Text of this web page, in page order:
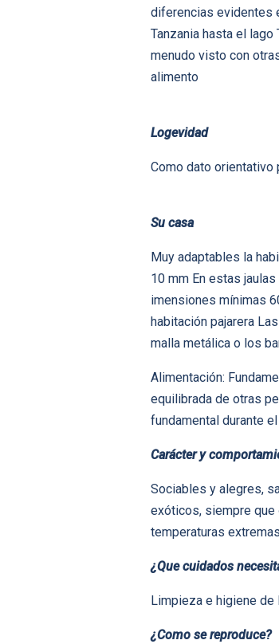
diferencias evidentes
Tanzania hasta el
menudo visto con
alimento
Logevidad
Como dato
Su casa
Muy adaptables la
10 mm En estas
imensiones mínimas
habitación pajarera
malla metálica o los
Alimentación:
equilibrada de otras
fundamental durante
Carácter y
Sociables y alegres,
exóticos, siempre
temperaturas extremas
¿Que cuidados
Limpieza e higiene
¿Como se reproduce?